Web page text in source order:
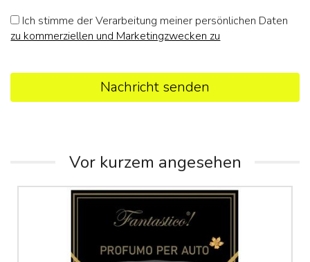
Ich stimme der Verarbeitung meiner persönlichen Daten
zu kommerziellen und Marketingzwecken zu
Nachricht senden
Vor kurzem angesehen